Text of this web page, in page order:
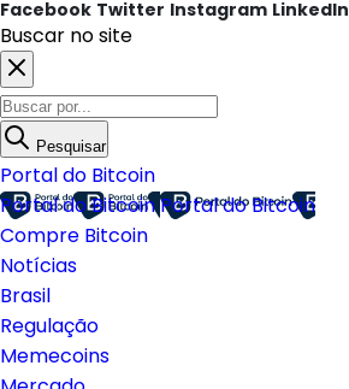
Facebook Twitter Instagram LinkedIn
Buscar no site
Pesquisar
Portal do Bitcoin
Portal do BitcoinPortal do Bitcoin
Compre Bitcoin
Notícias
Brasil
Regulação
Memecoins